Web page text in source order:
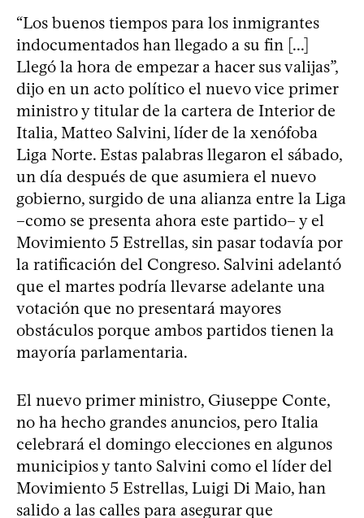
“Los buenos tiempos para los inmigrantes
indocumentados han llegado a su fin [...]
Llegó la hora de empezar a hacer sus valijas”,
dijo en un acto político el nuevo vice primer
ministro y titular de la cartera de Interior de
Italia, Matteo Salvini, líder de la xenófoba
Liga Norte. Estas palabras llegaron el sábado,
un día después de que asumiera el nuevo
gobierno, surgido de una alianza entre la Liga
–como se presenta ahora este partido– y el
Movimiento 5 Estrellas, sin pasar todavía por
la ratificación del Congreso. Salvini adelantó
que el martes podría llevarse adelante una
votación que no presentará mayores
obstáculos porque ambos partidos tienen la
mayoría parlamentaria.
El nuevo primer ministro, Giuseppe Conte,
no ha hecho grandes anuncios, pero Italia
celebrará el domingo elecciones en algunos
municipios y tanto Salvini como el líder del
Movimiento 5 Estrellas, Luigi Di Maio, han
salido a las calles para asegurar que